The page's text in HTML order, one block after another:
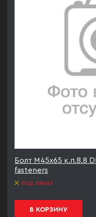
Болт М45х65 к.п.8.8
fasteners
под заказ
В КОРЗИНУ